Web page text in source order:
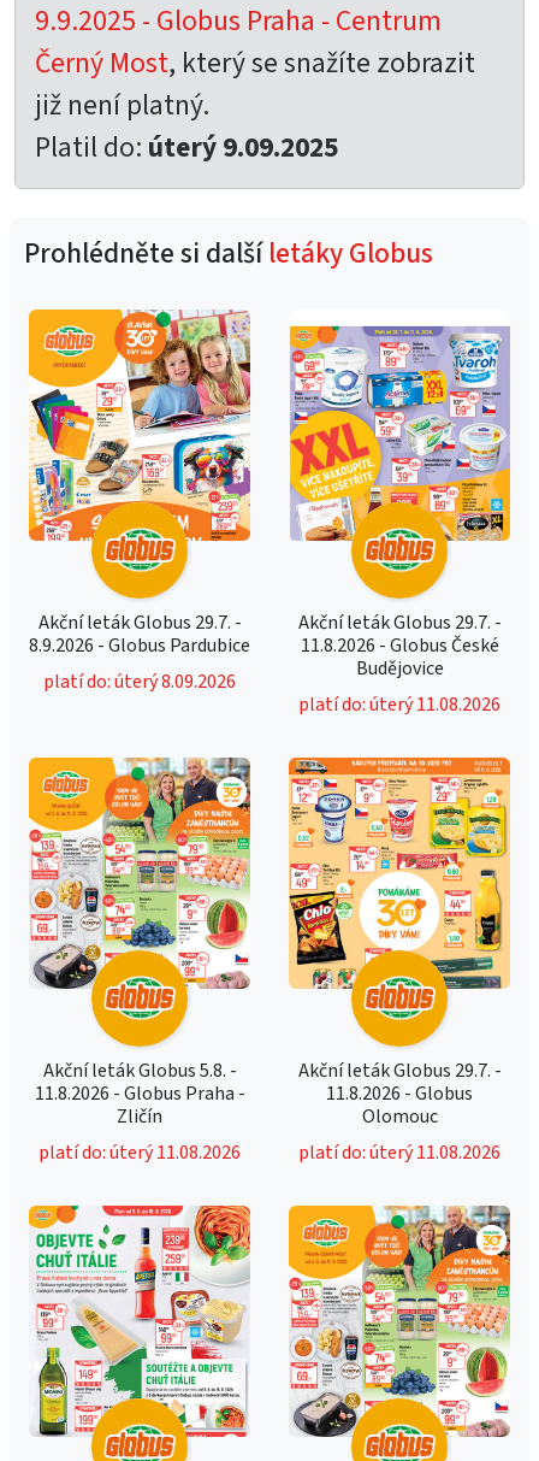
9.9.2025 - Globus Praha - Centrum
Černý Most, který se snažíte zobrazit
již není platný.
Platil do: úterý 9.09.2025
Prohlédněte si dalšíletáky Globus
Akční leták Globus 29.7. -
8.9.2026 - Globus Pardubice
platí do: úterý 8.09.2026
Akční leták Globus 29.7. -
11.8.2026 - Globus České
Budějovice
platí do: úterý 11.08.2026
Akční leták Globus 5.8. -
11.8.2026 - Globus Praha -
Zličín
platí do: úterý 11.08.2026
Akční leták Globus 29.7. -
11.8.2026 - Globus
Olomouc
platí do: úterý 11.08.2026